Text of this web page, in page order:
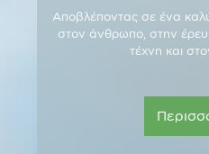
Αποβλέποντας σε ένα
στον άνθρωπο, στην
τέχνη και